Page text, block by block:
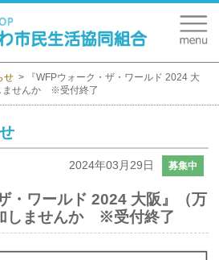
せ
『WFPウォーク・ザ・ワールド 2024 大
ませんか ※受付終了
2024年03月29日 募集中
・ワールド 2024 大阪』（万
しませんか ※受付終了